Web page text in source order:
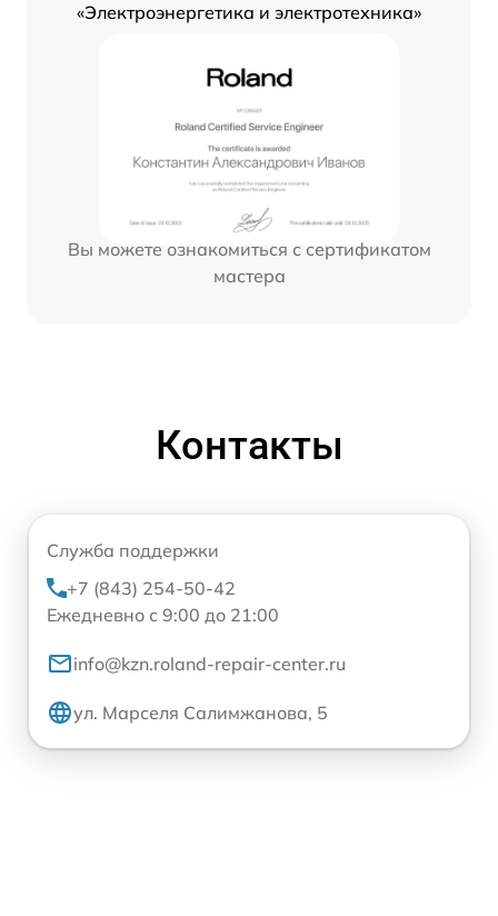
«Электроэнергетика и электротехника»
Вы можете ознакомиться с сертификатом
мастера
Контакты
Служба поддержки
+7 (843) 254-50-42
Ежедневно с 9:00 до 21:00
info@kzn.roland-repair-center.ru
ул. Марселя Салимжанова, 5